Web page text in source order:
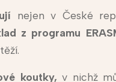
nejen v České
z programu
koutky, v nichž